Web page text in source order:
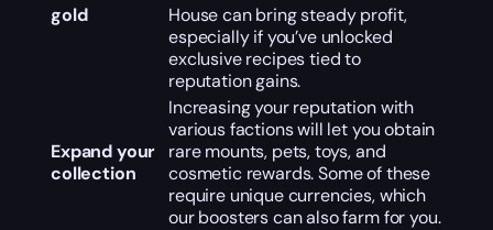
gold
House can bring steady profit,
especially if you’ve unlocked
exclusive recipes tied to
reputation gains.
Expand your
collection
Increasing your reputation with
various factions will let you obtain
rare mounts, pets, toys, and
cosmetic rewards. Some of these
require unique currencies, which
our boosters can also farm for you.